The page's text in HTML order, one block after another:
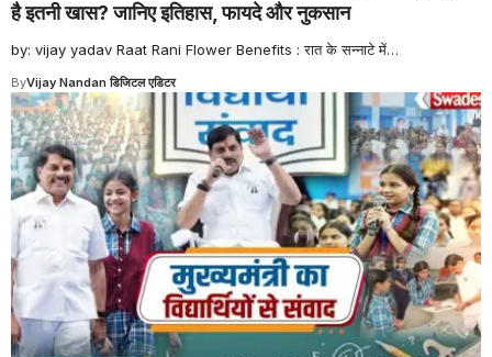
है इतनी खास? जानिए इतिहास, फायदे और नुकसान
by: vijay yadav Raat Rani Flower Benefits : रात के सन्नाटे में…
ByVijay Nandan डिजिटल एडिटर